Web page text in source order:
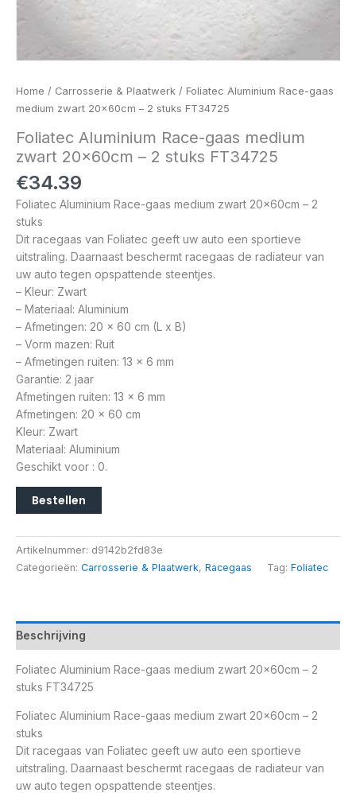
Home / Carrosserie & Plaatwerk / Foliatec Aluminium Race-gaas
medium zwart 20x60cm – 2 stuks FT34725
Foliatec Aluminium Race-gaas medium
zwart 20x60cm – 2 stuks FT34725
€34.39
Foliatec Aluminium Race-gaas medium zwart 20x60cm – 2
stuks
Dit racegaas van Foliatec geeft uw auto een sportieve
uitstraling. Daarnaast beschermt racegaas de radiateur van
uw auto tegen opspattende steentjes.
– Kleur: Zwart
– Materiaal: Aluminium
– Afmetingen: 20 x 60 cm (L x B)
– Vorm mazen: Ruit
– Afmetingen ruiten: 13 x 6 mm
Garantie: 2 jaar
Afmetingen ruiten: 13 x 6 mm
Afmetingen: 20 x 60 cm
Kleur: Zwart
Materiaal: Aluminium
Geschikt voor : 0.
Bestellen
Artikelnummer: d9142b2fd83e
Categorieën: Carrosserie & Plaatwerk, Racegaas Tag: Foliatec
Beschrijving
Foliatec Aluminium Race-gaas medium zwart 20x60cm – 2
stuks FT34725
Foliatec Aluminium Race-gaas medium zwart 20x60cm – 2
stuks
Dit racegaas van Foliatec geeft uw auto een sportieve
uitstraling. Daarnaast beschermt racegaas de radiateur van
uw auto tegen opspattende steentjes.